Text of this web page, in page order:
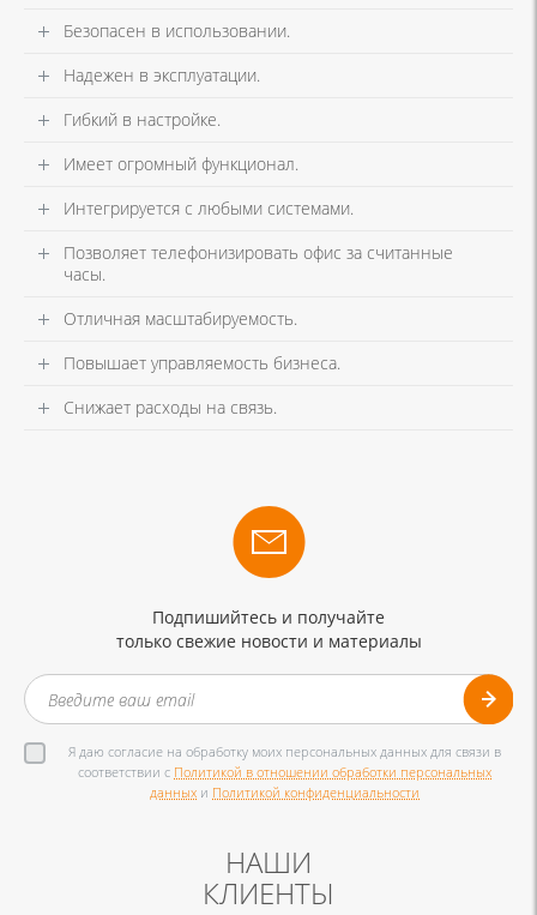
Безопасен в использовании.
Надежен в эксплуатации.
Гибкий в настройке.
Имеет огромный функционал.
Интегрируется с любыми системами.
Позволяет телефонизировать офис за считанные
часы.
Отличная масштабируемость.
Повышает управляемость бизнеса.
Снижает расходы на связь.
Подпишийтесь и получайте
только свежие новости и материалы
Я даю согласие на обработку моих персональных данных для связи в
соответствии с Политикой в отношении обработки персональных
данных и Политикой конфиденциальности
НАШИ
КЛИЕНТЫ